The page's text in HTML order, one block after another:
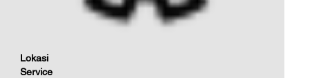
Lokasi
Service